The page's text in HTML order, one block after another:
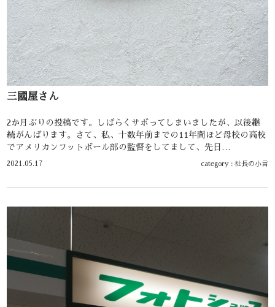
三國屋さん
2か月ぶりの投稿です。しばらくサボってしまいましたが、以後継
続がんばります。さて、私、十数年前までの11年間ほど母校の高校
でアメリカンフットボール部の監督をしてまして、先日…
2021.05.17 category : 社長の小言